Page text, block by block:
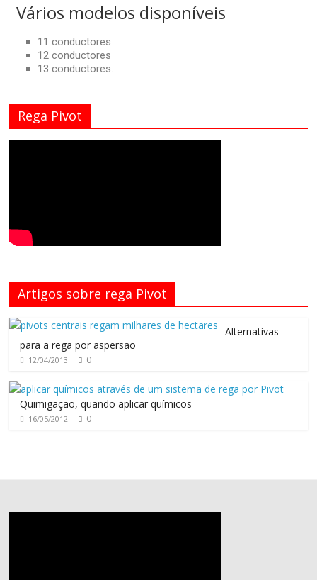
Vários modelos disponíveis
11 conductores
12 conductores
13 conductores.
Rega Pivot
Artigos sobre rega Pivot
Alternativas
para a rega por aspersão
12/04/2013 0
Quimigação, quando aplicar químicos
16/05/2012 0